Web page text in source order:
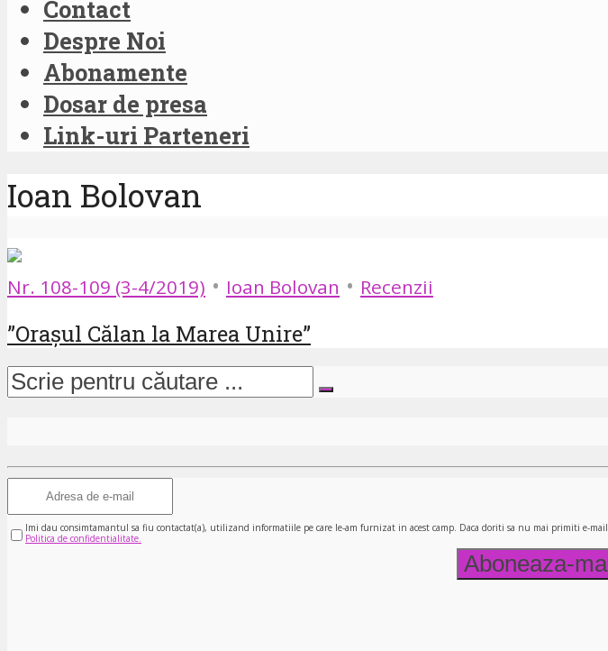
Contact
Despre Noi
Abonamente
Dosar de presa
Link-uri Parteneri
Ioan Bolovan
Nr. 108-109 (3-4/2019) • Ioan Bolovan • Recenzii
”Orașul Călan la Marea Unire”
Imi dau consimtamantul sa fiu contactat(a), utilizand informatiile pe care le-am furnizat in acest camp. Daca doriti sa nu mai primiti e-
Politica de confidentialitate.